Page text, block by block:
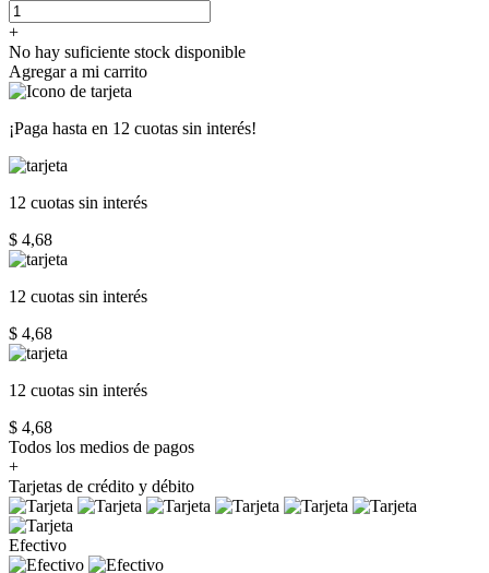
+
No hay suficiente stock disponible
Agregar a mi carrito
¡Paga hasta en 12 cuotas sin interés!
12 cuotas sin interés
$ 4,68
12 cuotas sin interés
$ 4,68
12 cuotas sin interés
$ 4,68
Todos los medios de pagos
+
Tarjetas de crédito y débito
Efectivo